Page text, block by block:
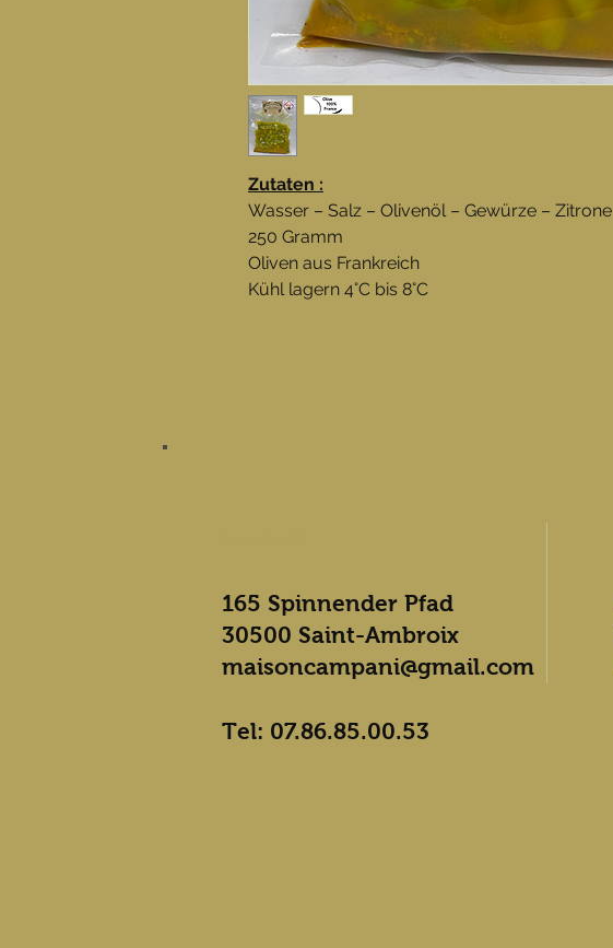
Zutaten :
Wasser – Salz – Olivenöl – Gewürze – Zitrone
250 Gramm
Oliven aus Frankreich
Kühl lagern 4°C bis 8°C
165 Spinnender Pfad
30500 Saint-Ambroix
maisoncampani@gmail.com
Tel: 07.86.85.00.53